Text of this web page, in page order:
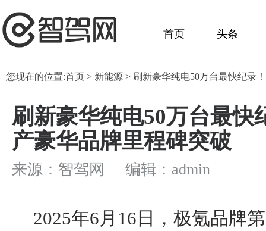
首页 头条
您现在的位置:首页 > 新能源 > 刷新豪华纯电50万台最快纪录
刷新豪华纯电50万台最快
产豪华品牌里程碑突破
来源：智驾网 编辑：admin
2025年6月16日，极氪品牌